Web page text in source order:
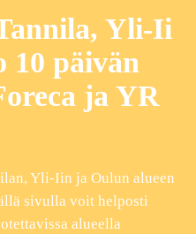
Yli-Ii
10 päivän
ja YR
Yli-Iin ja Oulun alueen
sivulla voit helposti
alueella